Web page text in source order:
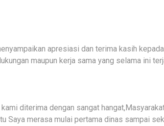
apresiasi dan terima kasih
maupun kerja sama yang selama ini
diterima dengan sangat
Saya merasa mulai pertama dinas sampai